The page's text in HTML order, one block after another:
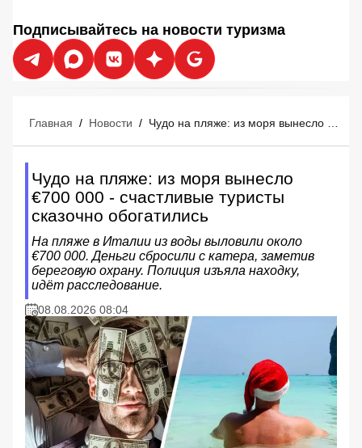
Подписывайтесь на новости туризма
Главная / Новости /
Чудо на пляже: из моря вынесло
€700 000 - счастливые туристы
сказочно обогатились
На пляже в Италии из воды выловили около
€700 000. Деньги сбросили с катера, заметив
береговую охрану. Полиция изъяла находку,
идёт расследование.
08.08.2026 08:04